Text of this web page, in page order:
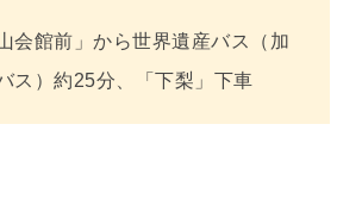
山会館前」から世界遺産バス（加
ス）約25分、「下梨」下車